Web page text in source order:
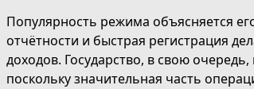
Популярность режима объясняется
отчётности и быстрая регистрация
доходов. Государство, в свою
поскольку значительная часть